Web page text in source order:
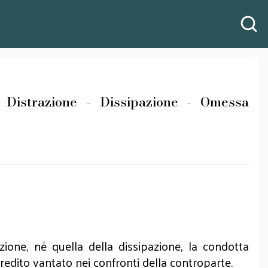
- Dissipazione - Omessa
né quella della dissipazione, la condotta
vantato nei confronti della controparte.